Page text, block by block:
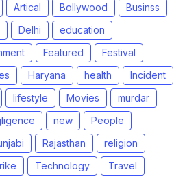
Artical Bollywood
Businss
Delhi
education
Featured
Festival
Haryana health
Incident
lifestyle Movies
murdar
new
People
Rajasthan
religion
Technology Travel